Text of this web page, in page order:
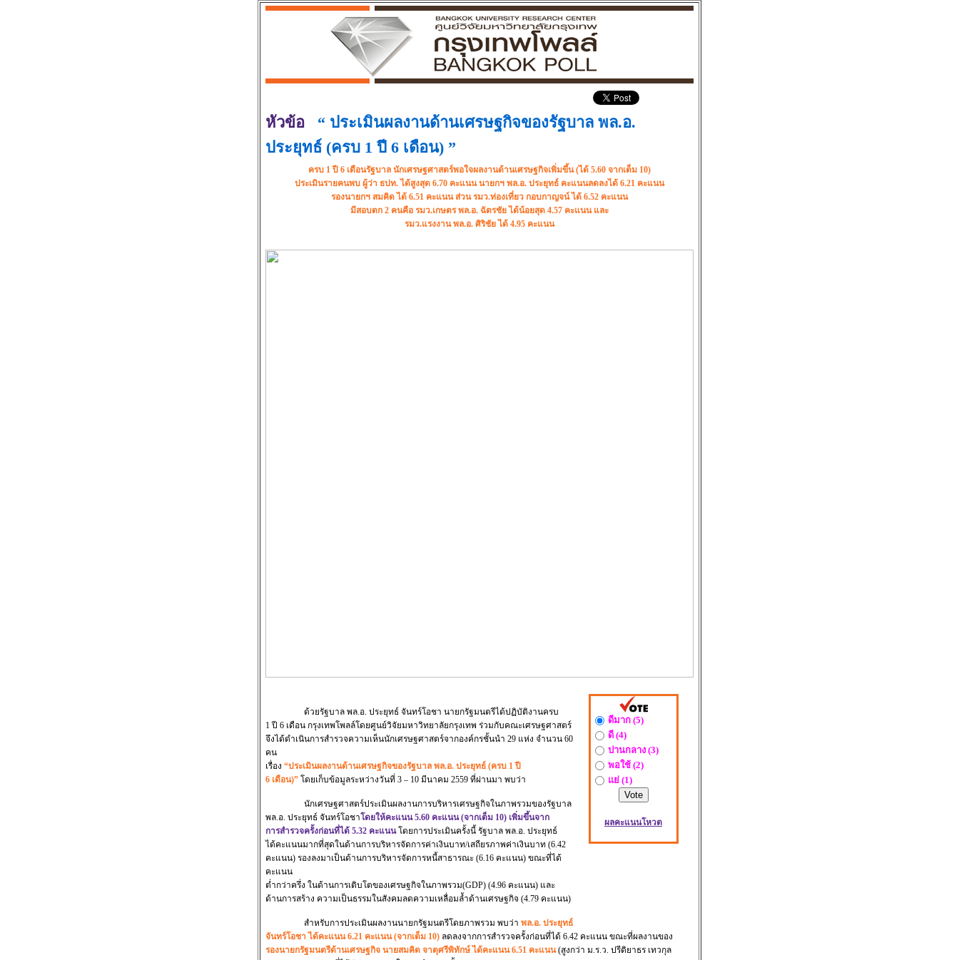
หัวข้อ “ ประเมินผลงานด้านเศรษฐกิจของรัฐบาล พล.อ.
ประยุทธ์ (ครบ 1 ปี 6 เดือน) ”
ครบ 1 ปี 6 เดือนรัฐบาล นักเศรษฐศาสตร์พอใจผลงานด้านเศรษฐกิจเพิ่มขึ้น (ได้ 5.60 จากเต็ม 10)
ประเมินรายคนพบ ผู้ว่า ธปท. ได้สูงสุด 6.70 คะแนน นายกฯ พล.อ. ประยุทธ์ คะแนนลดลงได้ 6.21 คะแนน
รองนายกฯ สมคิด ได้ 6.51 คะแนน ส่วน รมว.ท่องเที่ยว กอบกาญจน์ ได้ 6.52 คะแนน
มีสอบตก 2 คนคือ รมว.เกษตร พล.อ. ฉัตรชัย ได้น้อยสุด 4.57 คะแนน และ
รมว.แรงงาน พล.อ. ศิริชัย ได้ 4.95 คะแนน
ดีมาก (5)
ดี (4)
ปานกลาง (3)
พอใช้ (2)
แย่ (1)
ผลคะแนนโหวต
ด้วยรัฐบาล พล.อ. ประยุทธ์ จันทร์โอชา นายกรัฐมนตรีได้ปฏิบัติงานครบ
1 ปี 6 เดือน กรุงเทพโพลล์โดยศูนย์วิจัยมหาวิทยาลัยกรุงเทพ ร่วมกับคณะเศรษฐศาสตร์
จึงได้ดำเนินการสำรวจความเห็นนักเศรษฐศาสตร์จากองค์กรชั้นนำ 29 แห่ง จำนวน 60
คน
เรื่อง “ประเมินผลงานด้านเศรษฐกิจของรัฐบาล พล.อ. ประยุทธ์ (ครบ 1 ปี
6 เดือน)” โดยเก็บข้อมูลระหว่างวันที่ 3 – 10 มีนาคม 2559 ที่ผ่านมา พบว่า
นักเศรษฐศาสตร์ประเมินผลงานการบริหารเศรษฐกิจในภาพรวมของรัฐบาล
พล.อ. ประยุทธ์ จันทร์โอชาโดยให้คะแนน 5.60 คะแนน (จากเต็ม 10) เพิ่มขึ้นจาก
การสำรวจครั้งก่อนที่ได้ 5.32 คะแนนโดยการประเมินครั้งนี้ รัฐบาล พล.อ. ประยุทธ์
ได้คะแนนมากที่สุดในด้านการบริหารจัดการค่าเงินบาท/เสถียรภาพค่าเงินบาท (6.42
คะแนน) รองลงมาเป็นด้านการบริหารจัดการหนี้สาธารณะ (6.16 คะแนน) ขณะที่ได้
คะแนน
ต่ำกว่าครึ่ง ในด้านการเติบโตของเศรษฐกิจในภาพรวม(GDP) (4.96 คะแนน) และ
ด้านการสร้าง ความเป็นธรรมในสังคมลดความเหลื่อมล้ำด้านเศรษฐกิจ (4.79 คะแนน)
สำหรับการประเมินผลงานนายกรัฐมนตรีโดยภาพรวม พบว่า พล.อ. ประยุทธ์
จันทร์โอชา ได้คะแนน 6.21 คะแนน (จากเต็ม 10) ลดลงจากการสำรวจครั้งก่อนที่ได้ 6.42 คะแนน ขณะที่ผลงานของ
รองนายกรัฐมนตรีด้านเศรษฐกิจ นายสมคิด จาตุศรีพิทักษ์ ได้คะแนน 6.51 คะแนน(สูงกว่า ม.ร.ว. ปรีดิยาธร เทวกุล